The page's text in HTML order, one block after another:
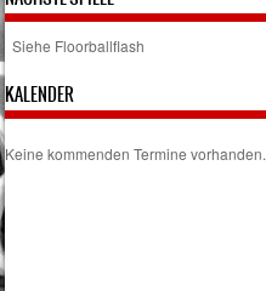
Siehe Floorballflash
KALENDER
Keine kommenden Termine vorhanden.